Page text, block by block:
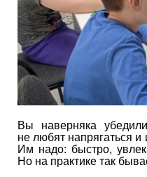
Вы наверняка
не любят напрягаться и
Им надо: быстро,
Но на практике так